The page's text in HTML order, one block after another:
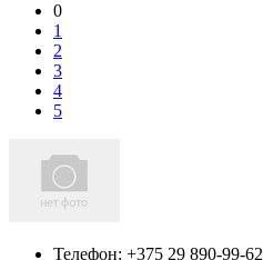
0
1
2
3
4
5
Телефон: +375 29 890-99-62